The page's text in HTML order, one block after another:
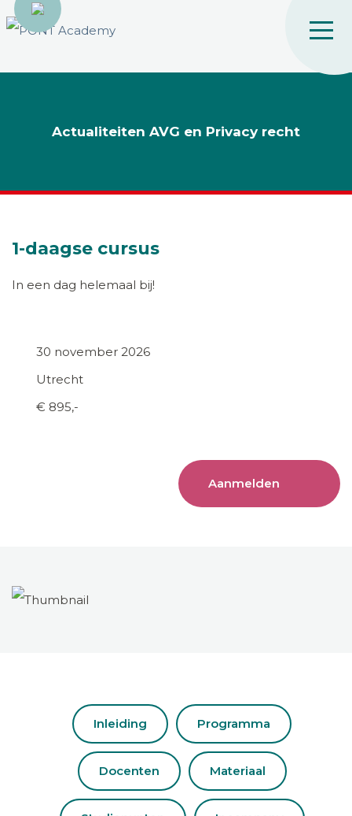
Actualiteiten AVG en Privacy recht
1-daagse cursus
In een dag helemaal bij!
30 november 2026
Utrecht
€ 895,-
Aanmelden
Inleiding Programma
Docenten Materiaal